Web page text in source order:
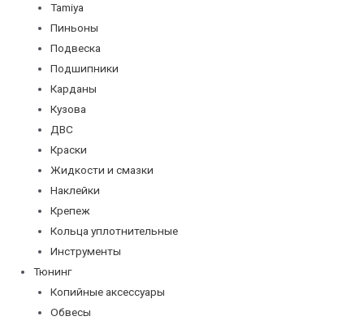
Tamiya
Пиньоны
Подвеска
Подшипники
Карданы
Кузова
ДВС
Краски
Жидкости и смазки
Наклейки
Крепеж
Кольца уплотнительные
Инструменты
Тюнинг
Копийные аксессуары
Обвесы